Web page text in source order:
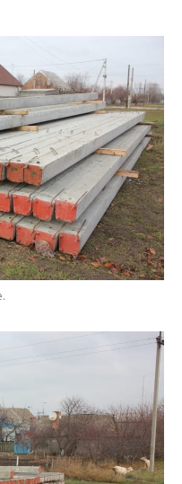
Мария Дымченко